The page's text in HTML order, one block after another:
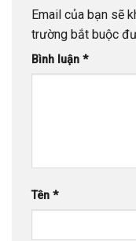
Email của bạn sẽ
trường bắt buộc
Bình luận *
Tên *